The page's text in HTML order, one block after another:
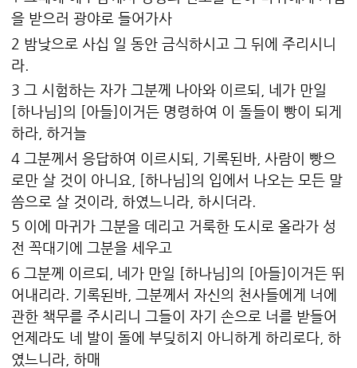
을 받으러 광야로 들어가사
2 밤낮으로 사십 일 동안 금식하시고 그 뒤에 주리시니
라.
3 그 시험하는 자가 그분께 나아와 이르되, 네가 만일
[하나님]의 [아들]이거든 명령하여 이 돌들이 빵이 되게
하라, 하거늘
4 그분께서 응답하여 이르시되, 기록된바, 사람이 빵으
로만 살 것이 아니요, [하나님]의 입에서 나오는 모든 말
씀으로 살 것이라, 하였느니라, 하시더라.
5 이에 마귀가 그분을 데리고 거룩한 도시로 올라가 성
전 꼭대기에 그분을 세우고
6 그분께 이르되, 네가 만일 [하나님]의 [아들]이거든 뛰
어내리라. 기록된바, 그분께서 자신의 천사들에게 너에
관한 책무를 주시리니 그들이 자기 손으로 너를 받들어
언제라도 네 발이 돌에 부딪히지 아니하게 하리로다, 하
였느니라, 하매